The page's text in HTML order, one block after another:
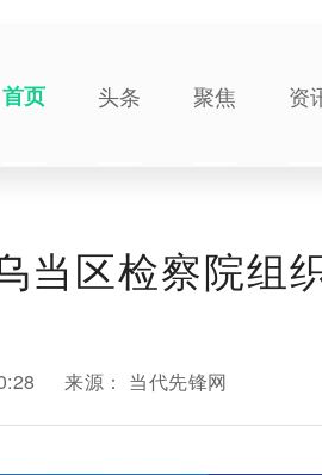
首页 头条 聚焦 资
当区检察院组
来源： 当代先锋网